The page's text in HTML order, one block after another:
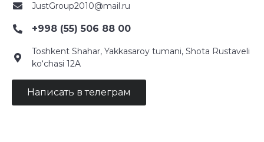
JustGroup2010@mail.ru
+998 (55) 506 88 00
Toshkent Shahar, Yakkasaroy tumani, Shota Rustaveli
ko‘chasi 12A
Написать в телеграм